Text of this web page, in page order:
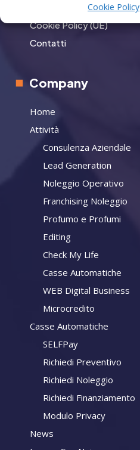
Cookie Policy
Iscrizione Newsletter
Cookie Policy (UE)
Contatti
Company
Home
Attività
Consulenza Aziendale
Lead Generation
Noleggio Operativo
Franchising Noleggio
Profumo e Profumi
Editing
Check My Life
Casse Automatiche
WEB Digital Business
Microcredito
Casse Automatiche
SELFPay
Richiedi Preventivo
Richiedi Noleggio
Richiedi Finanziamento
Modulo Privacy
News